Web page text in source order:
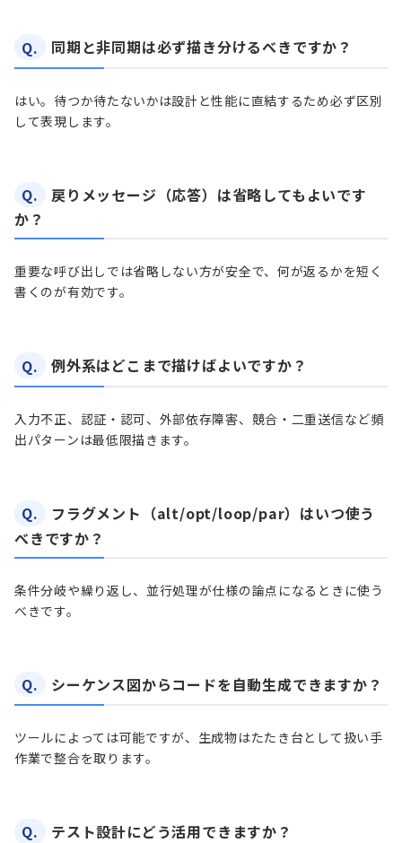
Q. 同期と非同期は必ず描き分けるべきですか？
はい。待つか待たないかは設計と性能に直結するため必ず区別
して表現します。
Q.
戻りメッセージ（応答）は省略してもよいです
か？
重要な呼び出しでは省略しない方が安全で、何が返るかを短く
書くのが有効です。
Q. 例外系はどこまで描けばよいですか？
入力不正、認証・認可、外部依存障害、競合・二重送信など頻
出パターンは最低限描きます。
Q.
フラグメント（alt/opt/loop/par）はいつ使う
べきですか？
条件分岐や繰り返し、並行処理が仕様の論点になるときに使う
べきです。
Q. シーケンス図からコードを自動生成できますか？
ツールによっては可能ですが、生成物はたたき台として扱い手
作業で整合を取ります。
Q. テスト設計にどう活用できますか？